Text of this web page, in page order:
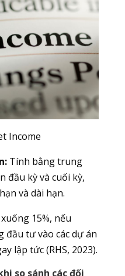
Income
Tính bằng trung
đầu kỳ và cuối kỳ,
và dài hạn.
15%, nếu
đầu tư vào các dự án
lập tức (RHS, 2023).
so sánh các đối